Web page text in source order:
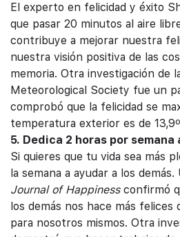
El experto en felicidad y éxito
que pasar 20 minutos al aire
contribuye a mejorar nuestra
nuestra visión positiva de las
memoria. Otra investigación de
Meteorological Society fue un
comprobó que la felicidad se
temperatura exterior es de
5. Dedica 2 horas por
Si quieres que tu vida sea más
la semana a ayudar a los
Journal of Happiness confirmó
los demás nos hace más felices
para nosotros mismos. Otra